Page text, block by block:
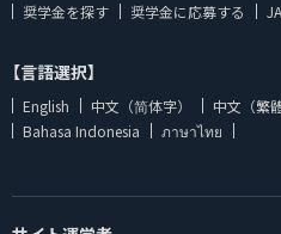
奨学金を探す 奨学金に応募する
【言語選択】
English 中文（简体字） 中文（繁
Bahasa Indonesia
ภาษาไทย